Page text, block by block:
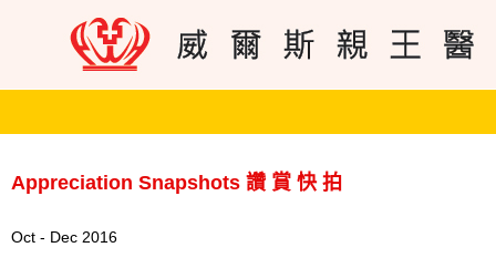
Appreciation Snapshots 讚 賞 快 拍
Oct - Dec 2016